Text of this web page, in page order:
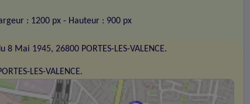
: 1200 px - Hauteur : 900 px
8 Mai 1945, 26800 PORTES-LES-VALENCE.
LES-VALENCE.